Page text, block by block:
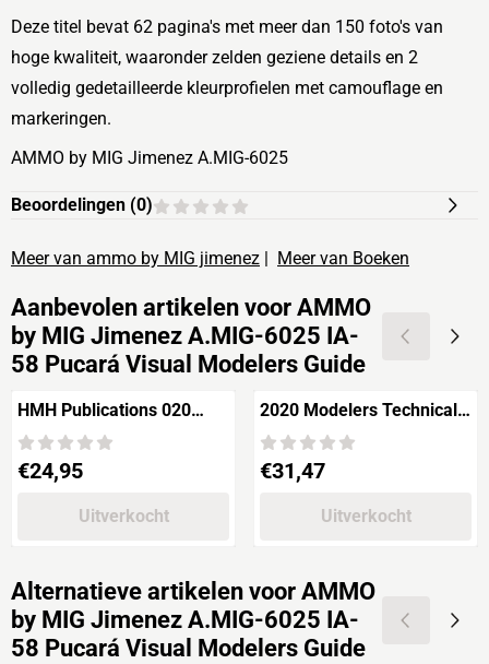
Deze titel bevat 62 pagina's met meer dan 150 foto's van
hoge kwaliteit, waaronder zelden geziene details en 2
volledig gedetailleerde kleurprofielen met camouflage en
markeringen.
AMMO by MIG Jimenez A.MIG-6025
Beoordelingen (0)
Meer van ammo by MIG jimenez Meer van Boeken
Aanbevolen artikelen voor AMMO
by MIG Jimenez A.MIG-6025 IA-
58 Pucará Visual Modelers Guide
HMH Publications 020
Sukhoi Su-35s Flanker E
Flying with the Russian Air
Force by Duke Hawkins
Prijs: 24,95
€24,95
Uitverkocht
2020 Modelers Technical
Guide
Prijs: 31,47
€31,47
Uitverkocht
Alternatieve artikelen voor AMMO
by MIG Jimenez A.MIG-6025 IA-
58 Pucará Visual Modelers Guide